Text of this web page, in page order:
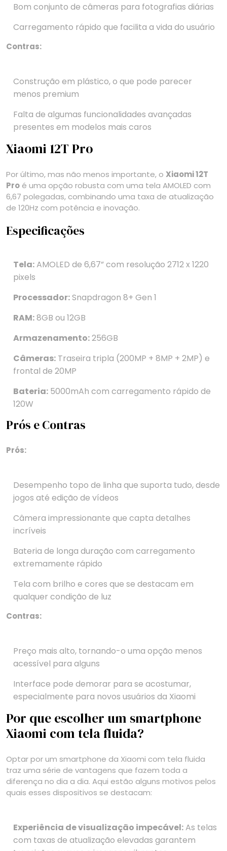
Bom conjunto de câmeras para fotografias diárias
Carregamento rápido que facilita a vida do usuário
Contras:
Construção em plástico, o que pode parecer
menos premium
Falta de algumas funcionalidades avançadas
presentes em modelos mais caros
Xiaomi 12T Pro
Por último, mas não menos importante, o Xiaomi 12T
Pro é uma opção robusta com uma tela AMOLED com
6,67 polegadas, combinando uma taxa de atualização
de 120Hz com potência e inovação.
Especificações
Tela:AMOLED de 6,67” com resolução 2712 x 1220
pixels
Processador:Snapdragon 8+ Gen 1
RAM:8GB ou 12GB
Armazenamento:256GB
Câmeras: Traseira tripla (200MP + 8MP + 2MP) e
frontal de 20MP
Bateria: 5000mAh com carregamento rápido de
120W
Prós e Contras
Prós:
Desempenho topo de linha que suporta tudo, desde
jogos até edição de vídeos
Câmera impressionante que capta detalhes
incríveis
Bateria de longa duração com carregamento
extremamente rápido
Tela com brilho e cores que se destacam em
qualquer condição de luz
Contras:
Preço mais alto, tornando-o uma opção menos
acessível para alguns
Interface pode demorar para se acostumar,
especialmente para novos usuários da Xiaomi
Por que escolher um smartphone
Xiaomi com tela fluida?
Optar por um smartphone da Xiaomi com tela fluida
traz uma série de vantagens que fazem toda a
diferença no dia a dia. Aqui estão alguns motivos pelos
quais esses dispositivos se destacam:
Experiência de visualização impecável:As telas
com taxas de atualização elevadas garantem